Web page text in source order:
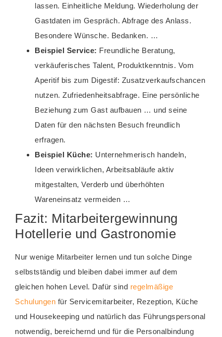
lassen. Einheitliche Meldung. Wiederholung der
Gastdaten im Gespräch. Abfrage des Anlass.
Besondere Wünsche. Bedanken. …
Beispiel Service: Freundliche Beratung,
verkäuferisches Talent, Produktkenntnis. Vom
Aperitif bis zum Digestif: Zusatzverkaufschancen
nutzen. Zufriedenheitsabfrage. Eine persönliche
Beziehung zum Gast aufbauen … und seine
Daten für den nächsten Besuch freundlich
erfragen.
Beispiel Küche: Unternehmerisch handeln,
Ideen verwirklichen, Arbeitsabläufe aktiv
mitgestalten, Verderb und überhöhten
Wareneinsatz vermeiden …
Fazit: Mitarbeitergewinnung
Hotellerie und Gastronomie
Nur wenige Mitarbeiter lernen und tun solche Dinge
selbstständig und bleiben dabei immer auf dem
gleichen hohen Level. Dafür sind regelmäßige
Schulungen für Servicemitarbeiter, Rezeption, Küche
und Housekeeping und natürlich das Führungspersonal
notwendig, bereichernd und für die Personalbindung